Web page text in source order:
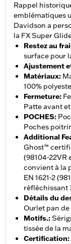
Rappel
emblématiques
Davidson a
la FX Super
Restez au
surface pour
Ajustement
Matériaux:
100%
Fermeture:
Patte avant
POCHES:
Poches
Additional
Ghost™
(98104-22VR
convient à la
EN 1621-2
réfléchissant
Détails du
Ourlet pan
Motifs.:
tissée de la
Certification: